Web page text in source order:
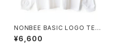
NONBEE BASIC LOGO TEE
(LONG SLEEVE) white/blac
k
¥6,600